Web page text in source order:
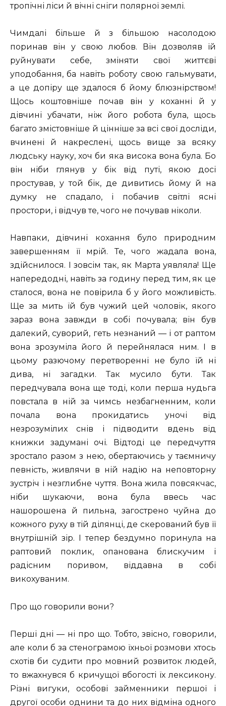
тропічні ліси й вічні сніги полярної землі.
Чимдалі більше й з більшою насолодою
поринав він у свою любов. Він дозволяв їй
руйнувати себе, зміняти свої життєві
уподобання, ба навіть роботу свою гальмувати,
а це допіру ще здалося б йому блюзнірством!
Щось коштовніше почав він у коханні й у
дівчині убачати, ніж його робота була, щось
багато змістовніше й цінніше за всі свої досліди,
вчинені й накреслені, щось вище за всяку
людську науку, хоч би яка висока вона була. Бо
він ніби глянув у бік від путі, якою досі
простував, у той бік, де дивитись йому й на
думку не спадало, і побачив світлі ясні
простори, і відчув те, чого не почував ніколи.
Навпаки, дівчині кохання було природним
завершенням її мрій. Те, чого жадала вона,
здійснилося. І зовсім так, як Марта уявляла! Ще
напередодні, навіть за годину перед тим, як це
сталося, вона не повірила б у його можливість.
Ще за мить їй був чужий цей чоловік, якого
зараз вона завжди в собі почувала; він був
далекий, суворий, геть незнаний — і от раптом
вона зрозуміла його й перейнялася ним. І в
цьому разючому перетворенні не було їй ні
дива, ні загадки. Так мусило бути. Так
передчувала вона ще тоді, коли перша нудьга
повстала в ній за чимсь незбагненним, коли
почала вона прокидатись уночі від
незрозумілих снів і підводити вдень від
книжки задумані очі. Відтоді це передчуття
зростало разом з нею, обертаючись у таємничу
певність, живлячи в ній надію на неповторну
зустріч і незглибне чуття. Вона жила повсякчас,
ніби шукаючи, вона була ввесь час
нашорошена й пильна, загострено чуйна до
кожного руху в тій ділянці, де скерований був її
внутрішній зір. І тепер бездумно поринула на
раптовий поклик, опанована блискучим і
радісним поривом, віддавна в собі
викохуваним.
Про що говорили вони?
Перші дні — ні про що. Тобто, звісно, говорили,
але коли б за стенограмою їхньої розмови хтось
схотів би судити про мовний розвиток людей,
то вжахнувся б кричущої вбогості їх лексикону.
Різні вигуки, особові займенники першої і
другої особи однини та до них відміна одного